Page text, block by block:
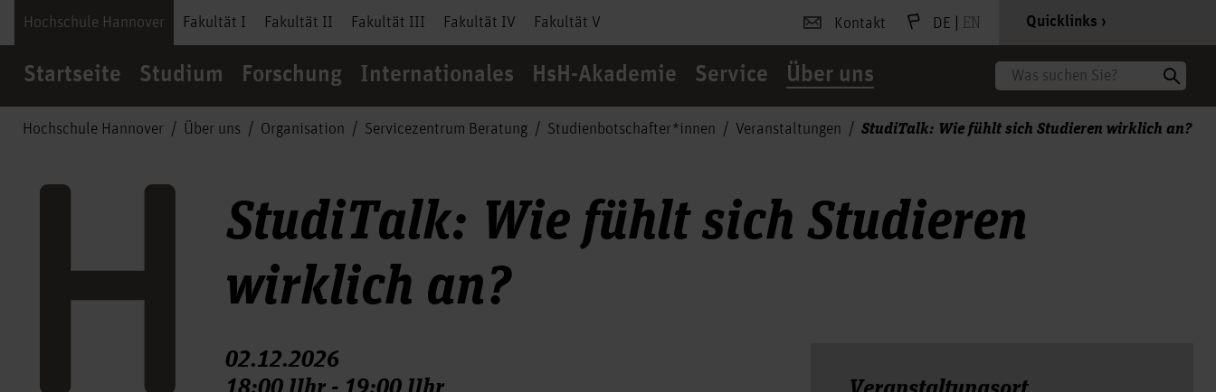
Hochschule Hannover Fakultät I Fakultät II Fakultät III Fakultät IV Fakultät V Kontakt DE | EN Quicklinks
Startseite Studium Forschung Internationales HsH-Akademie Service Über uns Suche
Hochschule Hannover Über uns Organisation Servicezentrum Beratung Studienbotschafter*innen Veranstaltungen StudiTalk: Wie fühlt sich Studieren wirklich an?
StudiTalk: Wie fühlt sich Studieren
wirklich an?
02.12.2026
18:00 Uhr - 19:00 Uhr